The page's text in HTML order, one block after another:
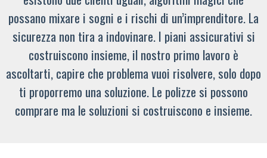
possano mixare i sogni e i rischi di un’imprenditore. La
sicurezza non tira a indovinare. I piani assicurativi si
costruiscono insieme, il nostro primo lavoro è
ascoltarti, capire che problema vuoi risolvere, solo dopo
ti proporremo una soluzione. Le polizze si possono
comprare ma le soluzioni si costruiscono e insieme.